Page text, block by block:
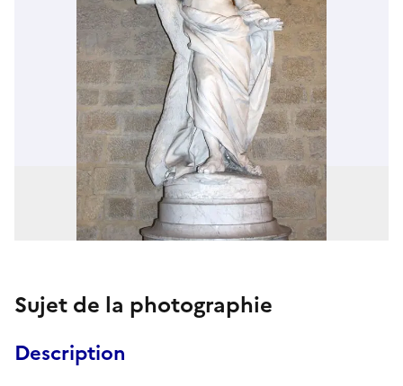
Sujet de la photographie
Description